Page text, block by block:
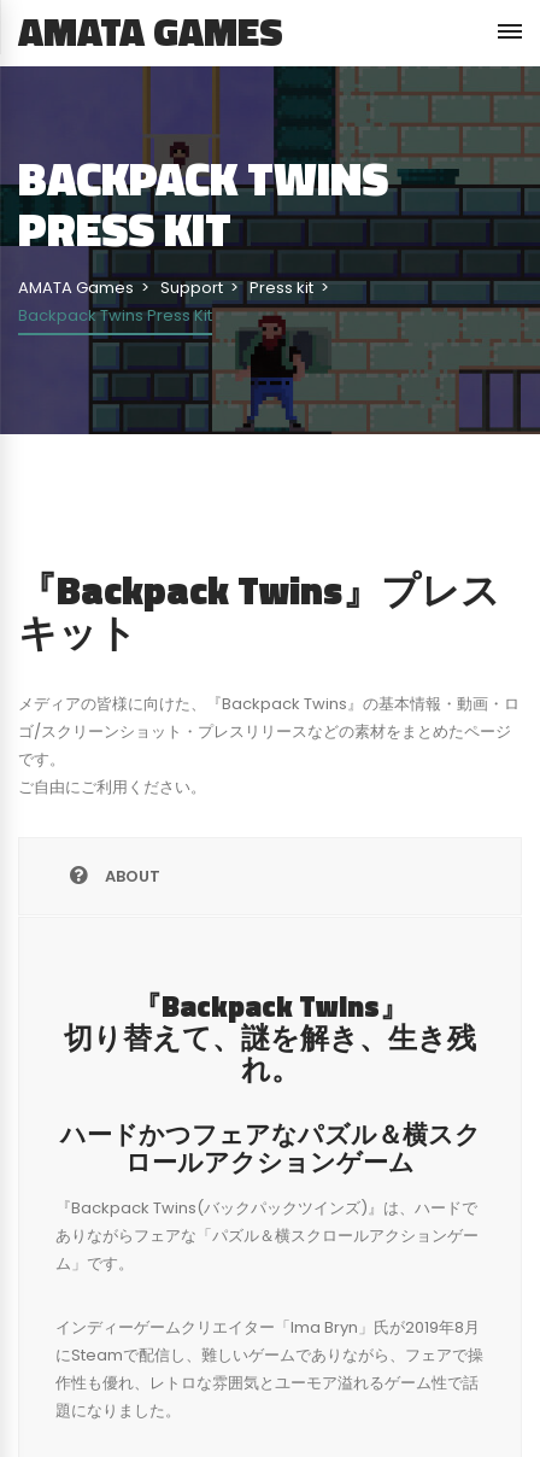
AMATA GAMES
BACKPACK TWINS
PRESS KIT
AMATA Games Support
Press kit
Backpack Twins Press Kit
『Backpack Twins』プレス
キット
メディアの皆様に向けた、『Backpack Twins』の基本情報・動画・ロ
ゴ/スクリーンショット・プレスリリースなどの素材をまとめたページ
です。
ご自由にご利用ください。
ABOUT
『Backpack Twins』
切り替えて、謎を解き、生き残
れ。
ハードかつフェアなパズル＆横スク
ロールアクションゲーム
『Backpack Twins(バックパックツインズ)』は、ハードで
ありながらフェアな「パズル＆横スクロールアクションゲー
ム」です。
インディーゲームクリエイター「Ima Bryn」氏が2019年8月
にSteamで配信し、難しいゲームでありながら、フェアで操
作性も優れ、レトロな雰囲気とユーモア溢れるゲーム性で話
題になりました。